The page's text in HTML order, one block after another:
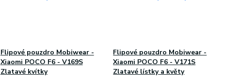
Flipové pouzdro Mobiwear -
Xiaomi POCO F6 - V169S
Zlatavé kvítky
Flipové pouzdro Mobiwear -
Xiaomi POCO F6 - V171S
Zlatavé lístky a květy